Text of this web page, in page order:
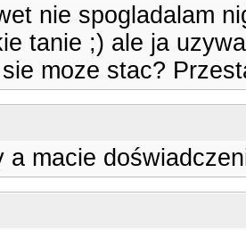
nie spogladalam
tanie ;) ale ja
moze stac?
a macie